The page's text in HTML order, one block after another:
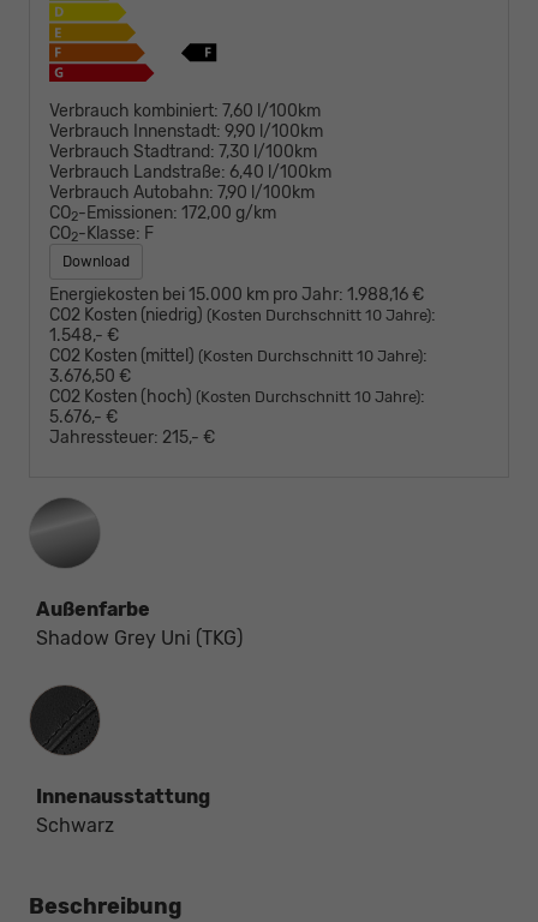
Verbrauch kombiniert: 7,60 l/100km
Verbrauch Innenstadt: 9,90 l/100km
Verbrauch Stadtrand: 7,30 l/100km
Verbrauch Landstraße: 6,40 l/100km
Verbrauch Autobahn: 7,90 l/100km
CO2-Emissionen: 172,00 g/km
CO2-Klasse: F
Download
Energiekosten bei 15.000 km pro Jahr: 1.988,16 €
CO2 Kosten (niedrig) (Kosten Durchschnitt 10 Jahre):
1.548,- €
CO2 Kosten (mittel) (Kosten Durchschnitt 10 Jahre):
3.676,50 €
CO2 Kosten (hoch) (Kosten Durchschnitt 10 Jahre):
5.676,- €
Jahressteuer: 215,- €
Außenfarbe
Shadow Grey Uni (TKG)
Innenausstattung
Innenausstattung
Schwarz
Beschreibung